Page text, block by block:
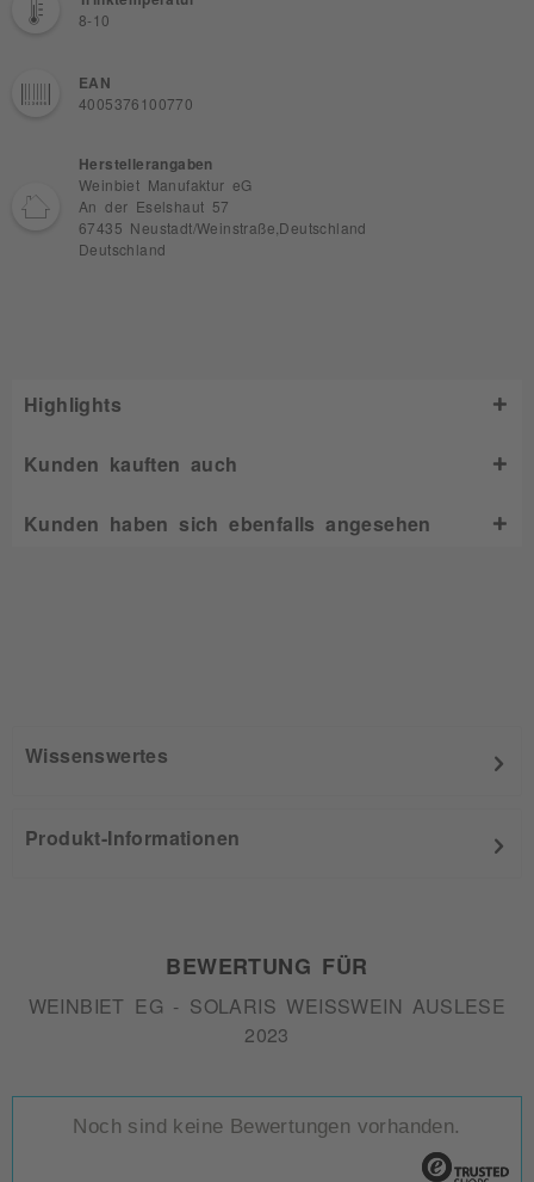
8-10
EAN
4005376100770
Herstellerangaben
Weinbiet Manufaktur eG
An der Eselshaut 57
67435 Neustadt/Weinstraße,Deutschland
Deutschland
Highlights
Kunden kauften auch
Kunden haben sich ebenfalls angesehen
Wissenswertes
Produkt-Informationen
BEWERTUNG FÜR
WEINBIET EG - SOLARIS WEISSWEIN AUSLESE 2
023
Noch sind keine Bewertungen vorhanden.